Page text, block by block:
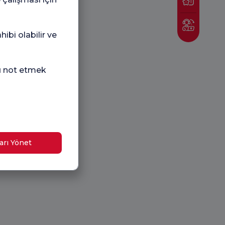
olabilir ve
not etmek
Yönet